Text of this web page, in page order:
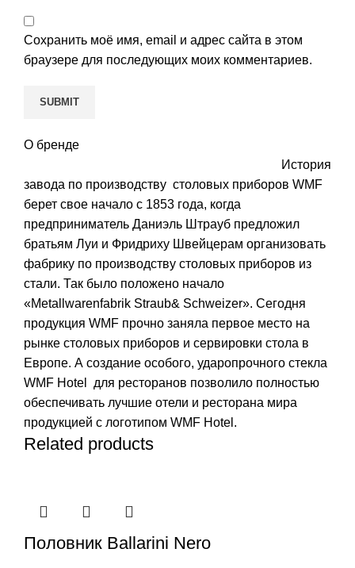
Сохранить моё имя, email и адрес сайта в этом
браузере для последующих моих комментариев.
О бренде
История
завода по производству столовых приборов WMF
берет свое начало с 1853 года, когда
предприниматель Даниэль Штрауб предложил
братьям Луи и Фридриху Швейцерам организовать
фабрику по производству столовых приборов из
стали. Так было положено начало
«Metallwarenfabrik Straub& Schweizer». Сегодня
продукция WMF прочно заняла первое место на
рынке столовых приборов и сервировки стола в
Европе. А создание особого, ударопрочного стекла
WMF Hotel для ресторанов позволило полностью
обеспечивать лучшие отели и ресторана мира
продукцией с логотипом WMF Hotel.
Related products
Половник Ballarini Nero